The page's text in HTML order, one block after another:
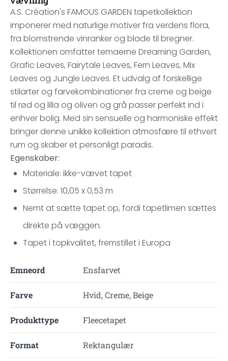
A.S. Création's FAMOUS GARDEN tapetkollektion
imponerer med naturlige motiver fra verdens flora,
fra blomstrende vinranker og blade til bregner.
Kollektionen omfatter temaerne Dreaming Garden,
Grafic Leaves, Fairytale Leaves, Fern Leaves, Mix
Leaves og Jungle Leaves. Et udvalg af forskellige
stilarter og farvekombinationer fra creme og beige
til rød og lilla og oliven og grå passer perfekt ind i
enhver bolig. Med sin sensuelle og harmoniske effekt
bringer denne unikke kollektion atmosfære til ethvert
rum og skaber et personligt paradis.
Egenskaber:
Materiale: ikke-vævet tapet
Størrelse: 10,05 x 0,53 m
Nemt at sætte tapet op, fordi tapetlimen sættes
direkte på væggen.
Tapet i topkvalitet, fremstillet i Europa
Emneord Ensfarvet
Farve Hvid, Creme, Beige
Produkttype Fleecetapet
Format Rektangulær